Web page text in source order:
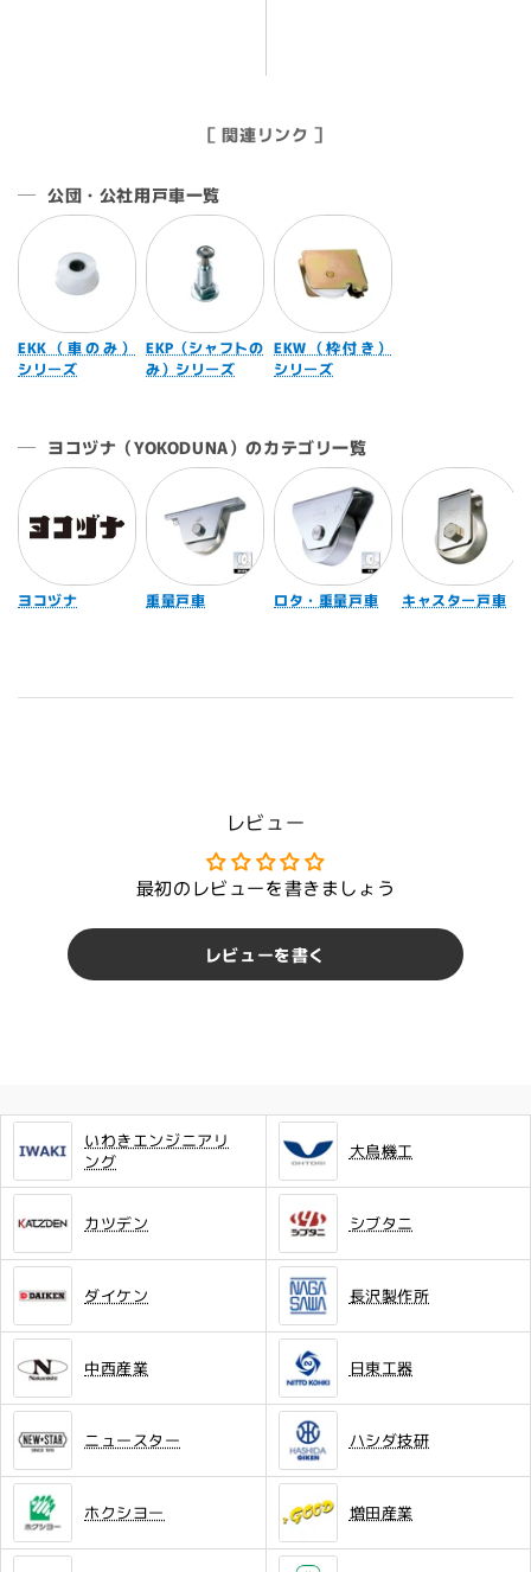
［ 関連リンク ］
公団・公社用戸車一覧
EKK（車のみ）
シリーズ
EKP（シャフトの
み）シリーズ
EKW（枠付き）
シリーズ
ヨコヅナ（YOKODUNA）のカテゴリ一覧
ヨコヅナ 重量戸車 ロタ・重量戸車 キャスター戸車
レビュー
最初のレビューを書きましょう
レビューを書く
いわきエンジニアリ
ング
大鳥機工
カツデン シブタニ
ダイケン 長沢製作所
中西産業 日東工器
ニュースター ハシダ技研
ホクシヨー 増田産業